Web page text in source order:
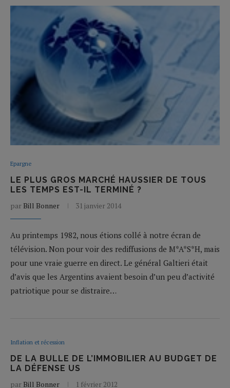
Epargne
LE PLUS GROS MARCHÉ HAUSSIER DE TOUS
LES TEMPS EST-IL TERMINÉ ?
par Bill Bonner 31 janvier 2014
Au printemps 1982, nous étions collé à notre écran de
télévision. Non pour voir des rediffusions de M*A*S*H, mais
pour une vraie guerre en direct. Le général Galtieri était
d’avis que les Argentins avaient besoin d’un peu d’activité
patriotique pour se distraire…
Inflation et récession
DE LA BULLE DE L’IMMOBILIER AU BUDGET DE
LA DÉFENSE US
par Bill Bonner 1 février 2012